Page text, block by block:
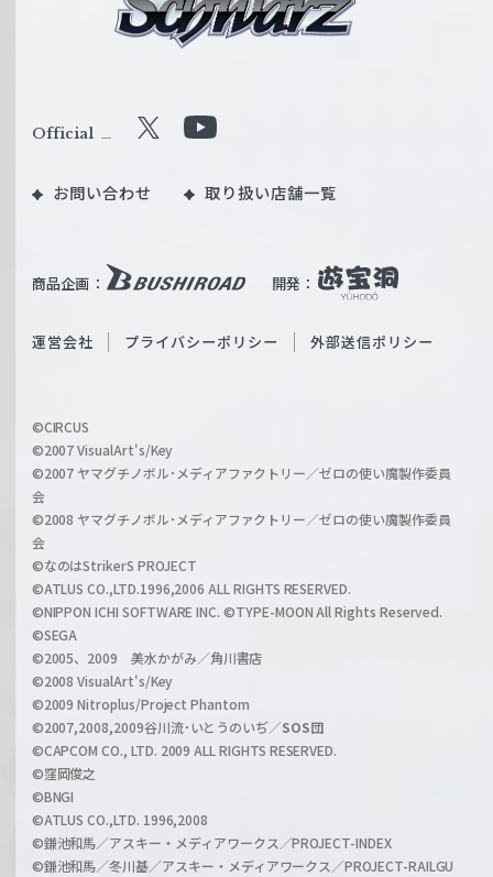
ル
W
ß
c
a
r
z
商品企画： 開発：
Official X
u
b
O
i
l
h
a
n
l
お問い合わせ 取り扱い店舗一覧
運営会社 プライバシーポリシー 外部送信ポリシー
©CIRCUS
©2007 VisualArt's/Key
©2007 ヤマグチノボル･メディアファクトリー／ゼロの使い魔製作委員
会
©2008 ヤマグチノボル･メディアファクトリー／ゼロの使い魔製作委員
会
©なのはStrikerS PROJECT
©ATLUS CO.,LTD.1996,2006 ALL RIGHTS RESERVED.
©NIPPON ICHI SOFTWARE INC. ©TYPE-MOON All Rights Reserved.
©SEGA
©2005、2009 美水かがみ／角川書店
©2008 VisualArt's/Key
©2009 Nitroplus/Project Phantom
©2007,2008,2009谷川流･いとうのいぢ／SOS団
©CAPCOM CO., LTD. 2009 ALL RIGHTS RESERVED.
©窪岡俊之
©BNGI
©ATLUS CO.,LTD. 1996,2008
©鎌池和馬／アスキー・メディアワークス／PROJECT-INDEX
©鎌池和馬／冬川基／アスキー・メディアワークス／PROJECT-RAILGU